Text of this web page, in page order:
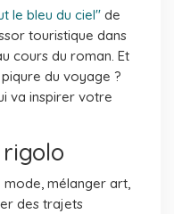
le bleu du ciel" de
touristique dans
cours du roman. Et
du voyage ?
va inspirer votre
mélanger art,
des trajets